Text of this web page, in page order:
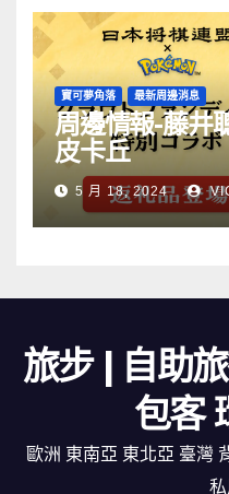
寶可夢角落 最新周邊消息
周邊情報-藤井
皮卡丘
5 月 18, 2024
旅步 | 自助
包客
歐洲 東南亞 東北亞 臺灣